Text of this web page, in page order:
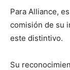
Para Alliance,
comisión de su
este distintivo.
Su